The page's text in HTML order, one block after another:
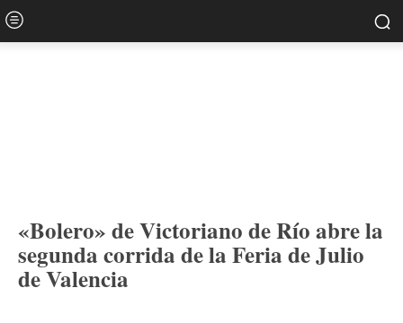
«Bolero» de Victoriano de Río abre la
segunda corrida de la Feria de Julio
de Valencia